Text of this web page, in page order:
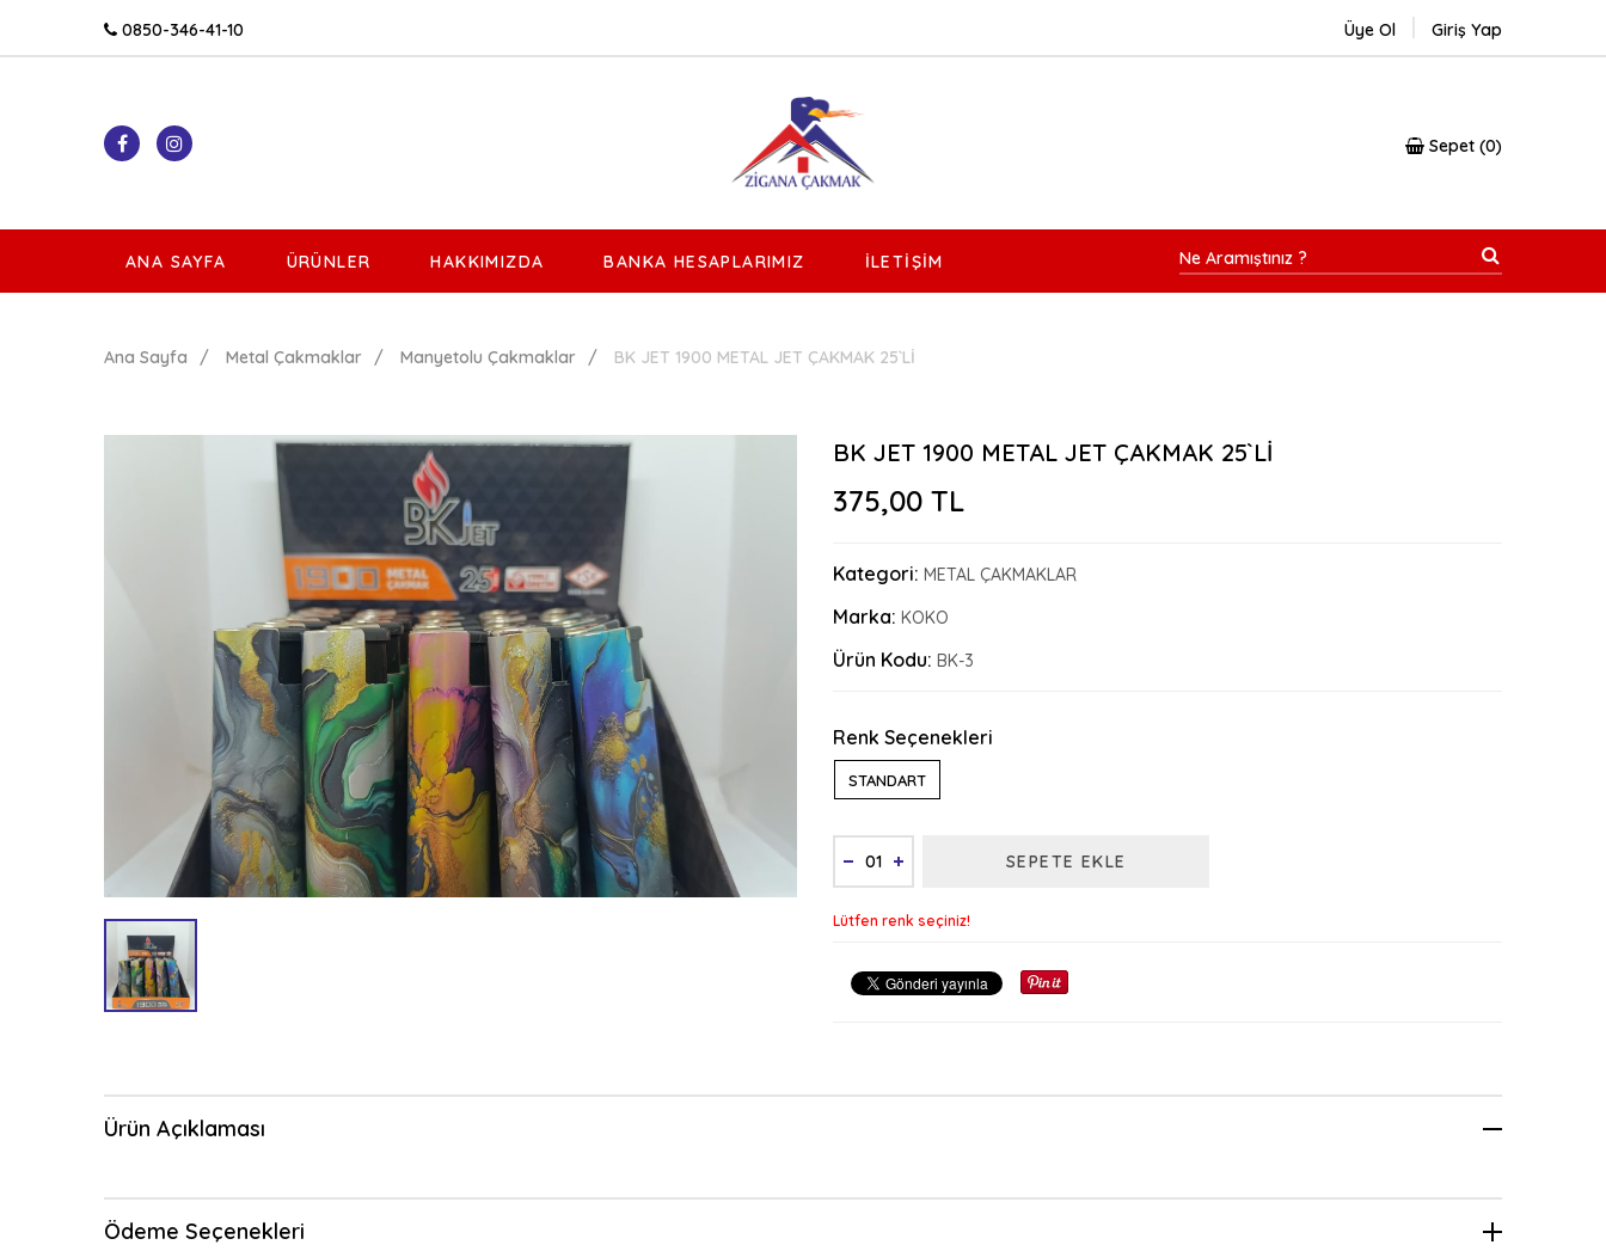
0850-346-41-10 Üye Ol Giriş Yap
Sepet 0
ANA SAYFA ÜRÜNLER HAKKIMIZDA BANKA HESAPLARIMIZ İLETIŞIM
Ana Sayfa Metal Çakmaklar Manyetolu Çakmaklar BK JET 1900 METAL JET ÇAKMAK 25`Lİ
BK JET 1900 METAL JET ÇAKMAK 25`Lİ
375,00 TL
Kategori: METAL ÇAKMAKLAR
Marka: KOKO
Ürün Kodu: BK-3
Renk Seçenekleri
STANDART
SEPETE EKLE
Lütfen renk seçiniz!
Ürün Açıklaması
Ödeme Seçenekleri